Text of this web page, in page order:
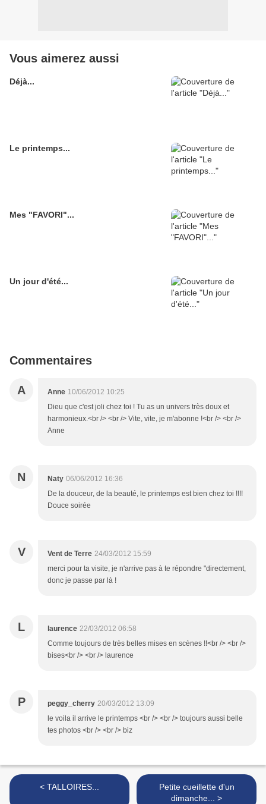
Vous aimerez aussi
Déjà...
Le printemps...
Mes "FAVORI"...
Un jour d'été...
Commentaires
A Anne 10/06/2012 10:25
Dieu que c'est joli chez toi ! Tu as un univers très doux et
harmonieux.<br /> <br /> Vite, vite, je m'abonne !<br /> <br />
Anne
N Naty 06/06/2012 16:36
De la douceur, de la beauté, le printemps est bien chez toi !!!!
Douce soirée
V Vent de Terre 24/03/2012 15:59
merci pour ta visite, je n'arrive pas à te répondre "directement,
donc je passe par là !
L laurence 22/03/2012 06:58
Comme toujours de très belles mises en scènes !!<br /> <br />
bises<br /> <br /> laurence
P peggy_cherry 20/03/2012 13:09
le voila il arrive le printemps <br /> <br /> toujours aussi belle
tes photos <br /> <br /> biz
< TALLOIRES...
Petite cueillette d'un
dimanche... >